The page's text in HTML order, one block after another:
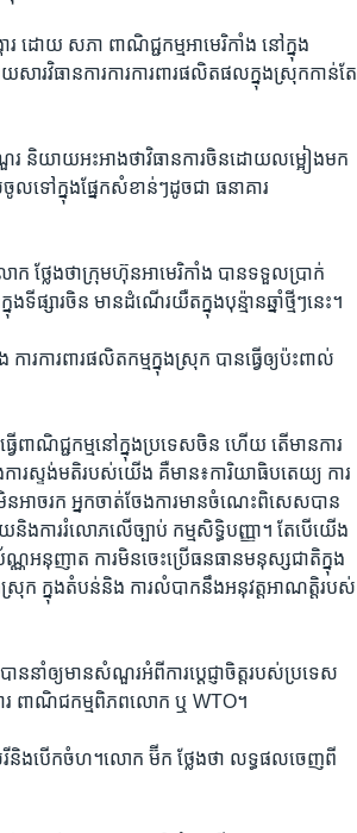
រ​ ដោយ ​សភា ពា​ណិជ្ជកម្ម​អាមេរិកាំង ​នៅ​ក្នុង​
ារវិធានការ​ការ​ការពារ​ផលិតផល​ក្នុង​ស្រុក​កាន់​តែ​
និយាយ​អះអាង​ថា​វិធាន​ការ​ចិន​ដោយ​លម្អៀង​មក​
ល​ទៅ​ក្នុង​ផ្នែក​សំខាន់​ៗ​ដូច​ជា​ ធនាគារ
ថ្លែង​ថា​ក្រុម​ហ៊ុន​អាមេរិកាំង​ បាន​ទទួល​ប្រាក់​
ទីផ្សារ​ចិន ​មាន​ដំណើរ​យឺត​ក្នុង​បុន៉្មាន​ឆ្នាំ​ថ្មី​ៗ​នេះ។
ារពារផលិតកម្ម​ក្នុង​ស្រុក​ បាន​ធ្វើ​ឲ្យ​ប៉ះពាល់​
វើ​ពាណិជ្ជកម្ម​នៅ​ក្នុង​ប្រទេស​ចិន​ ហើយ​ តើ​មាន​ការ​
ង​ការ​ស្ទង់​មតិ​របស់​យើង​ គឺ​មាន៖ការិយាធិបតេយ្យ ការ​
អា​ច​រក​ អ្នក​ចាត់​ចែង​ការ​មាន​ចំណេះ​ពិសេស​បាន​
ការ​រំលោភ​លើ​ច្បាប់ ​កម្មសិទ្ធិ​បញ្ញា​។ តែ​បើ​យើង​
អនុញាត ការ​មិន​ចេះ​ប្រើ​ធនធាន​មនុស្ស​ជាតិ​ក្នុង​
ង​ស្រុក ​ក្នុង​តំបន់​និង​ ការ​លំបាក​នឹង​អនុវត្ត​អាណត្ដិ​របស់​
ន​នាំ​ឲ្យ​មាន​សំណួរ​អំពី​ការ​ប្ដេជ្ញាចិត្ដ​របស់​ប្រទេស​
ការ​ ពាណិជកម្ម​ពិភពលោក ឬ WTO។
េរីនិង​បើកចំហ។លោក​ ម៊ីក​ ថ្លែង​ថា​ លទ្ធផល​ចេញ​ពី​